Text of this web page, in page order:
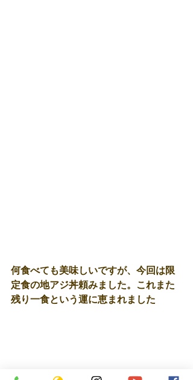
何食べても美味しいですが、今回は限
定食の地アジ丼頼みました。これまた
残り一食という運に恵まれました